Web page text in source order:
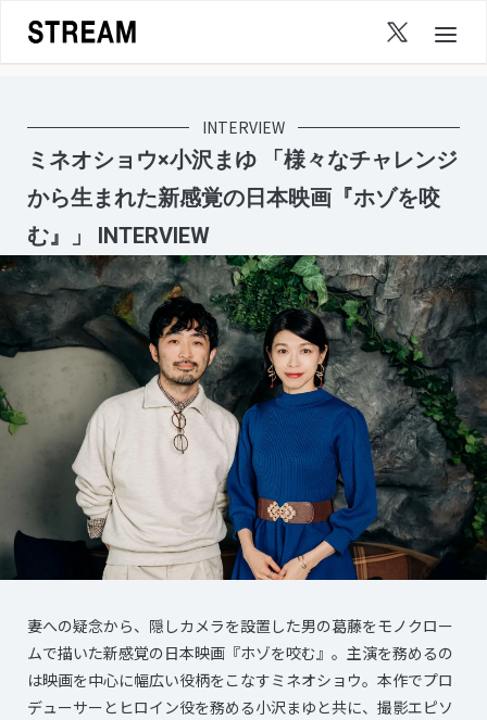
content
INTERVIEW
ミネオショウ×小沢まゆ 「様々なチャレンジ
から生まれた新感覚の日本映画『ホゾを咬
む』」 INTERVIEW
妻への疑念から、隠しカメラを設置した男の葛藤をモノクロー
ムで描いた新感覚の日本映画『ホゾを咬む』。主演を務めるの
は映画を中心に幅広い役柄をこなすミネオショウ。本作でプロ
デューサーとヒロイン役を務める小沢まゆと共に、撮影エピソ